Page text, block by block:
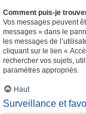
Comment puis-je
Vos messages peuvent
messages » dans le
les messages de
cliquant sur le lien «
rechercher vos sujets,
paramètres appropriés.
Haut
Surveillance et